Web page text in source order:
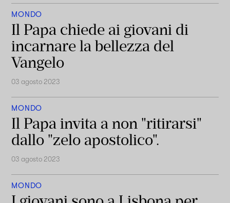
MONDO
Il Papa chiede ai giovani di
incarnare la bellezza del
Vangelo
03 agosto 2023
MONDO
Il Papa invita a non "ritirarsi"
dallo "zelo apostolico".
03 agosto 2023
MONDO